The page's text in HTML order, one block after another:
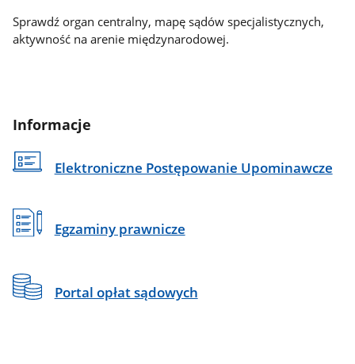
Sprawdź organ centralny, mapę sądów specjalistycznych,
aktywność na arenie międzynarodowej.
Informacje
Elektroniczne Postępowanie Upominawcze
Egzaminy prawnicze
Portal opłat sądowych